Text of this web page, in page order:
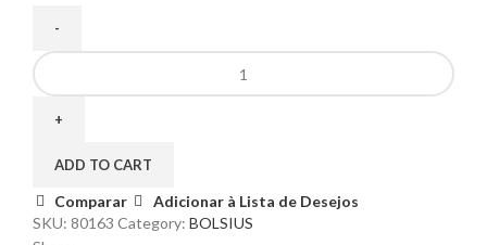
ADD TO CART
Comparar
Adicionar à Lista de Desejos
SKU: 80163 Category: BOLSIUS